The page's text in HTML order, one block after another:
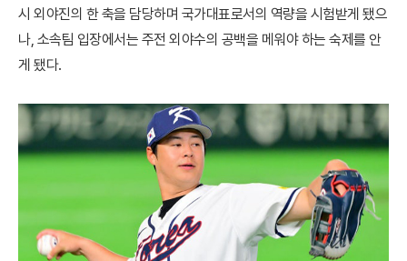
시 외야진의 한 축을 담당하며 국가대표로서의 역량을 시험받게 됐으
나, 소속팀 입장에서는 주전 외야수의 공백을 메워야 하는 숙제를 안
게 됐다.